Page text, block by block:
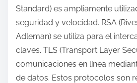
Standard) es ampliamente
seguridad y velocidad. RSA
Adleman) se utiliza para el
claves. TLS (Transport Layer
comunicaciones en línea
de datos. Estos protocolos son